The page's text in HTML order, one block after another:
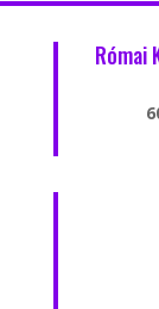
Római